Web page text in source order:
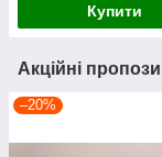
Купити
Акційні
–20%